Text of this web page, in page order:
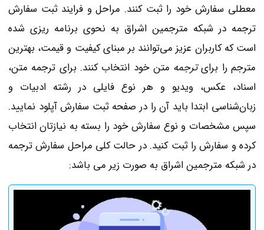
معطلی سفارش خود را ثبت کنند. مراحل و فرایند ثبت سفارش
ترجمه در شبکه مترجمین اشراق به نحوی برنامه ریزی شده
است که کاربران عزیز می‌توانند بر مبنای کیفیت و قیمت، بهترین
مترجم را برایترجمه متن خود انتخاب کنند. برای ترجمه متن،
اسناد، عکس، ویدیو و هر نوع فایلی در رشته ادبیات و
زبان‌شناسی ابتدا باید آن را در صفحه ثبت سفارش آپلود نمایید.
سپس مشخصات و نوع سفارش خود را بسته به نیازتان انتخاب
کرده و سفارش را ثبت کنید. در حالت کلی مراحل سفارش ترجمه
در شبکه مترجمین اشراق به صورت زیر می باشد: